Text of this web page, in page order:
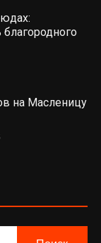
на Масленицу